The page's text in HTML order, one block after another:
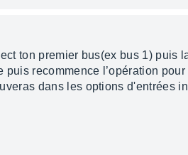
ton premier bus(ex bus 1) puis
puis recommence l’opération
dans les options d'entrées